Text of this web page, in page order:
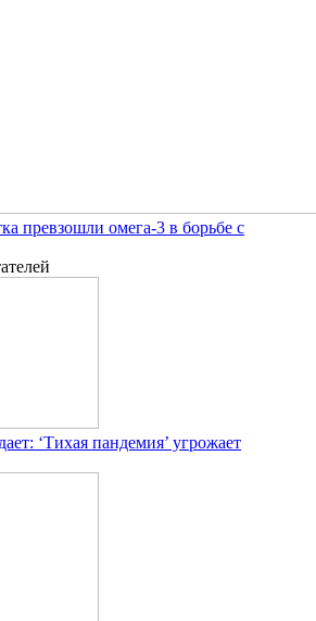
превзошли омега-3 в борьбе с
‘Тихая пандемия’ угрожает